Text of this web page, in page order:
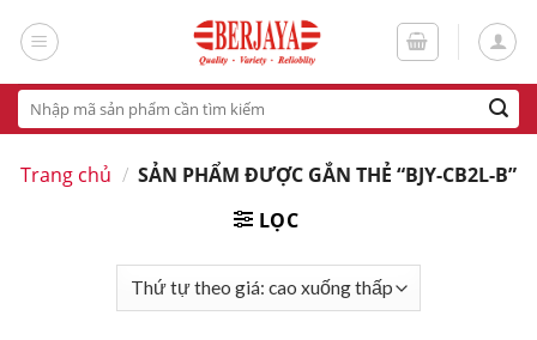
Tìm
kiếm:
Trang chủ / SẢN PHẨM ĐƯỢC GẮN THẺ “BJY-CB2L-B”
LỌC